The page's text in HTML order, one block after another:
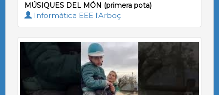
MÚSIQUES DEL MÓN (primera pota)
Informàtica EEE l'Arboç